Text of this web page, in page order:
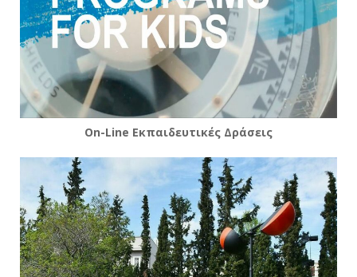
Δεξιώσεις
Art Shop
Ψηφιακή Ξενάγηση 360°
Νέα
On-Line Εκπαιδευτικές Δράσεις